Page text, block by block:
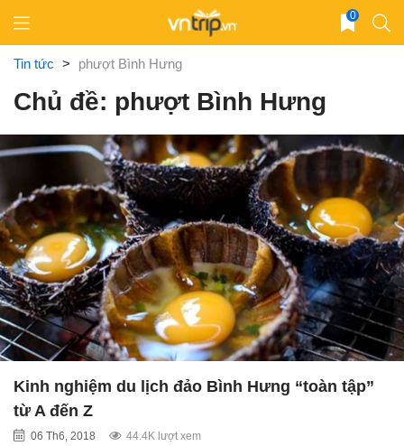
content
0
Tin tức > phượt Bình Hưng
Chủ đề: phượt Bình Hưng
Kinh nghiệm du lịch đảo Bình Hưng “toàn tập”
từ A đến Z
06 Th6, 2018 44.4K lượt xem